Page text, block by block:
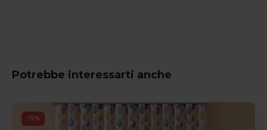
Potrebbe interessarti anche
-15%